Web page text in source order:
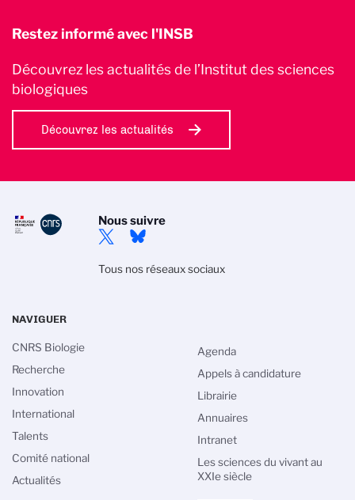
Restez informé avec l'INSB
Découvrez les actualités de l’Institut des sciences
biologiques
Découvrez les actualités
Nous suivre
Tous nos réseaux sociaux
NAVIGUER
CNRS Biologie
Recherche
Innovation
International
Talents
Comité national
Actualités
Agenda
Appels à candidature
Librairie
Annuaires
Intranet
Les sciences du vivant au
XXIe siècle
des cookies
de gestion des cookies du CNRS est élaborée en